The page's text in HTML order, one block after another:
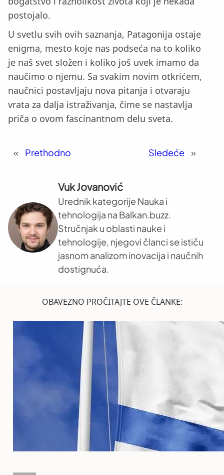
postojalo.
U svetlu svih ovih saznanja, Patagonija ostaje
enigma, mesto koje nas podseća na to koliko
je naš svet složen i koliko još uvek imamo da
naučimo o njemu. Sa svakim novim otkrićem,
naučnici postavljaju nova pitanja i otvaraju
vrata za dalja istraživanja, čime se nastavlja
priča o ovom fascinantnom delu sveta.
« Prethodno Sledeće »
Vuk Jovanović
Urednik kategorije Nauka i
tehnologija na Balkan.buzz.
Stručnjak u oblasti nauke i
tehnologije, njegovi članci se ističu
jasnom analizom inovacija i naučnih
dostignuća.
OBAVEZNO PROČITAJTE OVE ČLANKE: